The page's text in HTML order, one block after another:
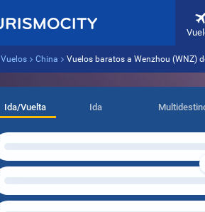
Vuelos China Vuelos baratos a Wenzhou (WNZ)
Ida/Vuelta Ida